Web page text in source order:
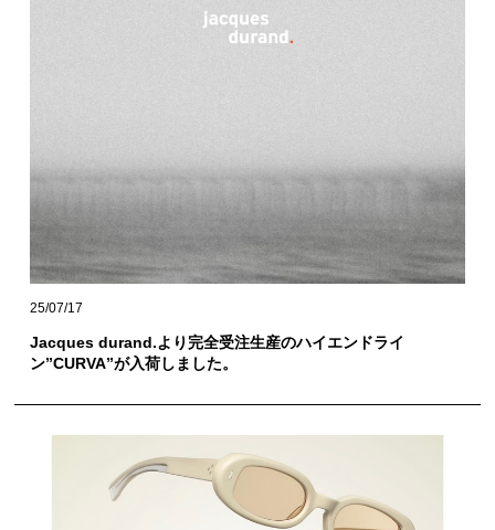
25/07/17
Jacques durand.より完全受注生産のハイエンドライ
ン”CURVA”が入荷しました。